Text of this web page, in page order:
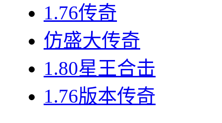
1.76传奇
仿盛大传奇
1.80星王合击
1.76版本传奇